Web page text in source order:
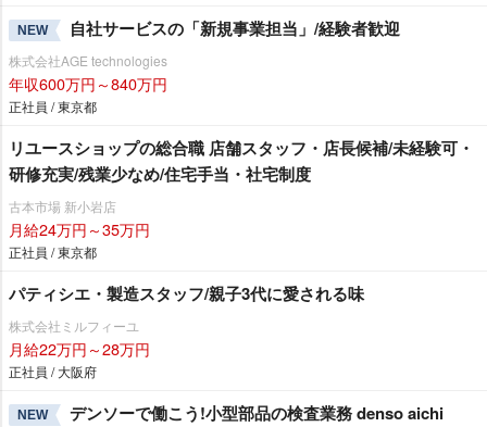
NEW 自社サービスの「新規事業担当」/経験者歓迎
株式会社AGE technologies
年収600万円～840万円
正社員 / 東京都
リユースショップの総合職 店舗スタッフ・店長候補/未経験可・
研修充実/残業少なめ/住宅手当・社宅制度
古本市場 新小岩店
月給24万円～35万円
正社員 / 東京都
パティシエ・製造スタッフ/親子3代に愛される味
株式会社ミルフィーユ
月給22万円～28万円
正社員 / 大阪府
NEW デンソーで働こう!小型部品の検査業務 denso aichi